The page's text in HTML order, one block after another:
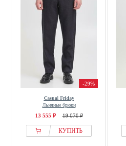
-29%
Casual Friday
Льняные брюки
13 555 ₽ 19 070 ₽
КУПИТЬ